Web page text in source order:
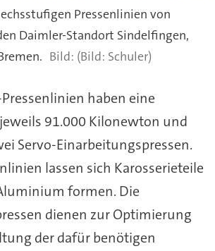
Pressenlinien von
Daimler-Standort Sindelfingen,
(Bild: Schuler)
haben eine
91.000 Kilonewton und
Servo-Einarbeitungspressen.
lassen sich Karosserieteile
formen. Die
dienen zur Optimierung
der dafür benötigen